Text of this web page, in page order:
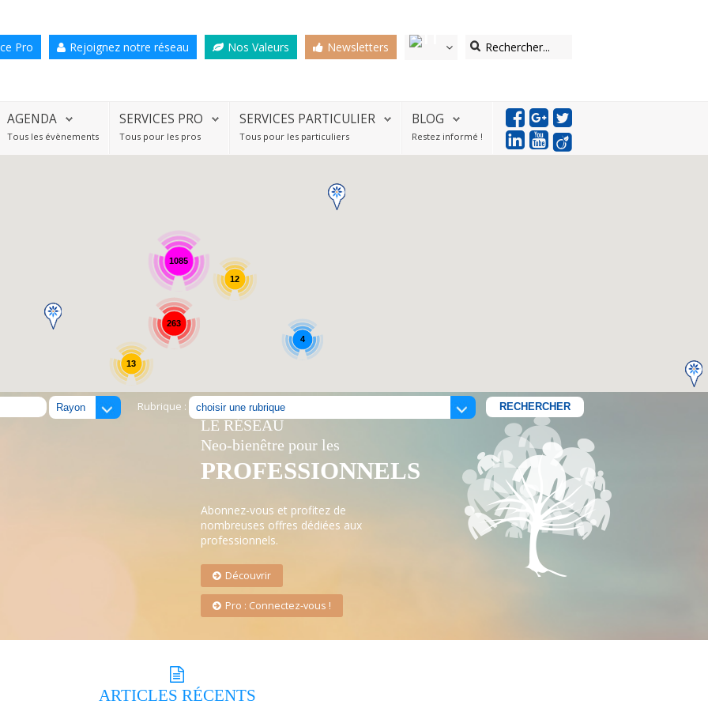
Pro Rejoignez notre réseau Nos Valeurs Newsletters
AGENDA
Tous les évènements
SERVICES PRO
Tous pour les pros
SERVICES PARTICULIER
Tous pour les particuliers
BLOG
Restez informé !
1085
13
263
4
12
Rubrique :
LE RÉSEAU
Neo-bienêtre pour les
PROFESSIONNELS
Abonnez-vous et profitez de
nombreuses offres dédiées aux
professionnels.
Découvrir
Pro : Connectez-vous !
ARTICLES RÉCENTS